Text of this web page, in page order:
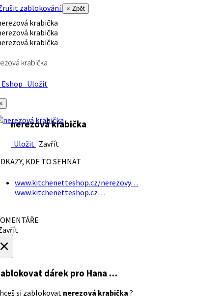
zablokování
× Zpět
krabička
Uložit
nerezová krabička
Uložit Zavřít
KDE TO SEHNAT
www.kitchenetteshop.cz/nerezovy…
www.kitchenetteshop.cz…
dárek pro Hana …
si zablokovat nerezová krabička ?